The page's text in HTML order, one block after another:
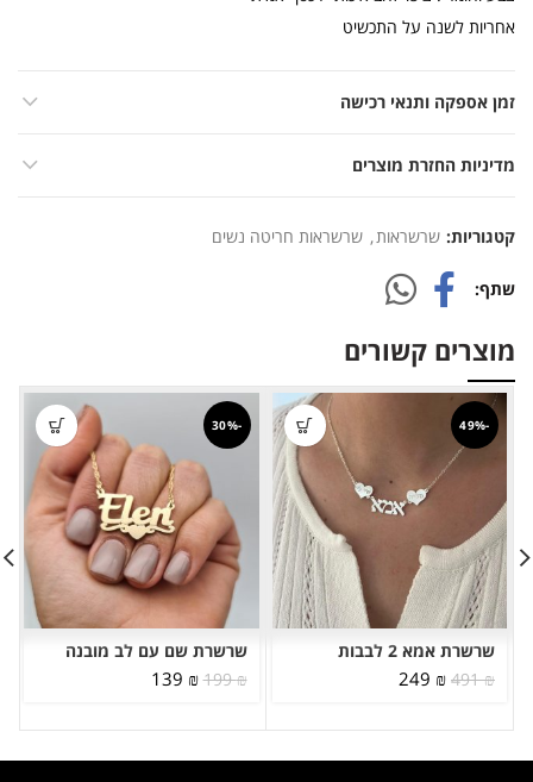
אחריות לשנה על התכשיט
זמן אספקה ותנאי רכישה
מדיניות החזרת מוצרים
קטגוריות: שרשראות, שרשראות חריטה נשים
שתף
מוצרים קשורים
-49%
שרשרת אמא 2 לבבות
491₪
המחיר
249 ₪
-30%
שרשרת שם עם לב מובנה
199₪
המחיר
139 ₪